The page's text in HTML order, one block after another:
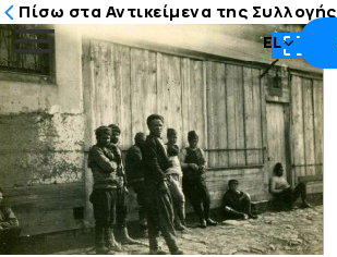
Μετάβαση
στο
περιεχόμενο
EL
Πίσω στα Αντικείμενα της Συλλογής